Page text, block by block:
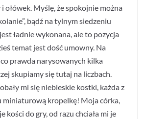
ołówek. Myślę, że spokojnie można
bądź na tylnym siedzeniu
ładnie wykonana, ale to pozycja
temat jest dość umowny. Na
prawda narysowanych kilka
skupiamy się tutaj na liczbach.
mi się niebieskie kostki, każda z
miniaturową kropelkę! Moja córka,
kości do gry, od razu chciała mi je